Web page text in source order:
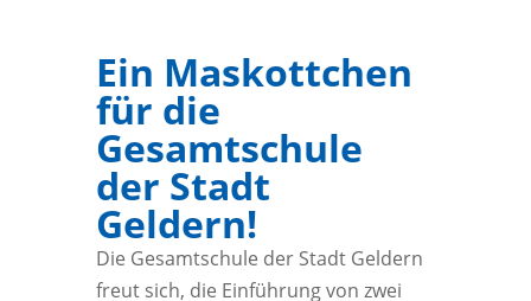
Ein Maskottchen
für die
Gesamtschule
der Stadt
Geldern!
Die Gesamtschule der Stadt Geldern
freut sich, die Einführung von zwei